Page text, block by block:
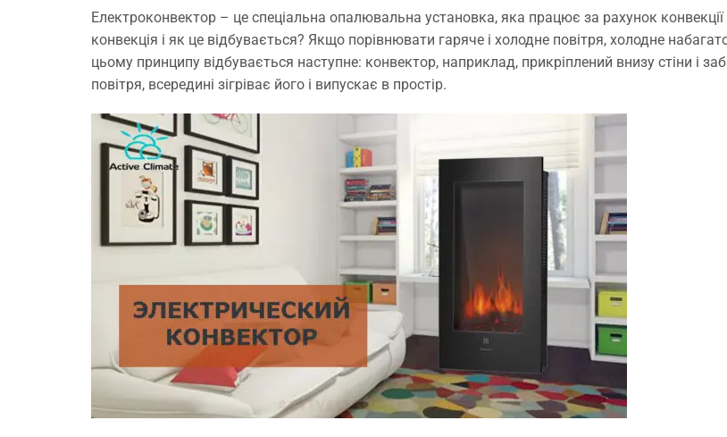
Електроконвектор – це спеціальна опалювальна установка, яка працює за рахунок
конвекція і як це відбувається? Якщо порівнювати гаряче і холодне повітря, холодне
цьому принципу відбувається наступне: конвектор, наприклад, прикріплений внизу стіни і
повітря, всередині зігріває його і випускає в простір.